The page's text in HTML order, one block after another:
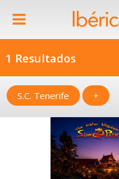
1 Resultados
S.C. Tenerife +